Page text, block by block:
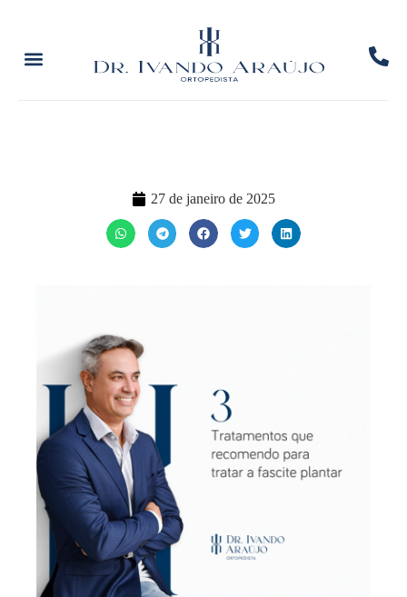
27 de janeiro de 2025